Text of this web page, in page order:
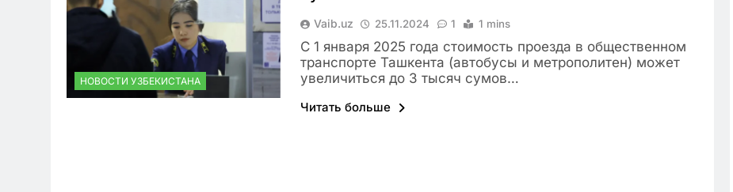
НОВОСТИ УЗБЕКИСТАНА
Vaib.uz 25.11.2024 1 1 mins
С 1 января 2025 года стоимость проезда в общественном
транспорте Ташкента (автобусы и метрополитен) может
увеличиться до 3 тысяч сумов…
Читать больше